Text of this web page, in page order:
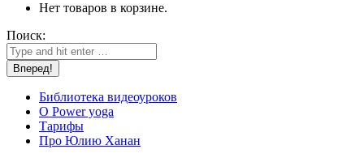
Нет товаров в корзине.
Поиск:
Библиотека видеоуроков
О Power yoga
Тарифы
Про Юлию Ханан